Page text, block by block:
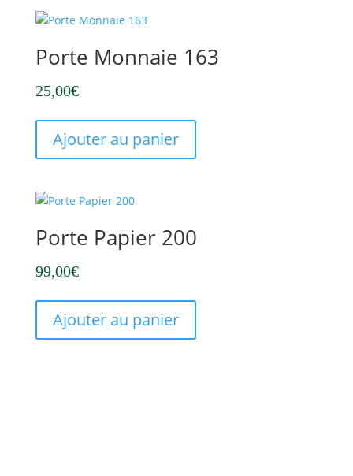
Porte Monnaie 163
25,00€
Ajouter au panier
Porte Papier 200
99,00€
Ajouter au panier